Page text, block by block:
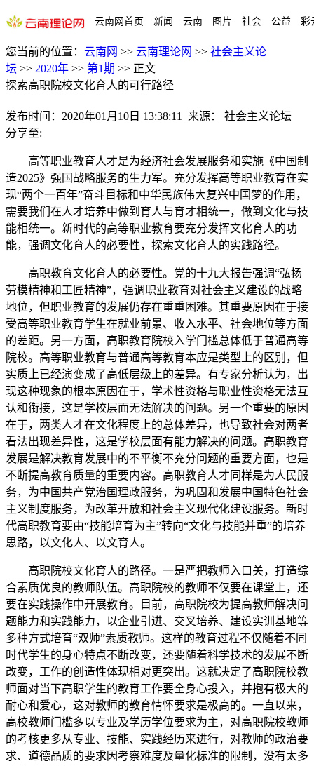
云南网首页 新闻 云南 图片 社会 公益 彩
您当前的位置： 云南网 >> 云南理论网 >> 社会主义论
坛 >> 2020年 >> 第1期 >> 正文
探索高职院校文化育人的可行路径
发布时间： 2020年01月10日 13:38:11 来源：
社会主义论坛
分享至:
高等职业教育人才是为经济社会发展服务和实施《中国制
造2025》强国战略服务的生力军。充分发挥高等职业教育在实
现“两个一百年”奋斗目标和中华民族伟大复兴中国梦的作用，
需要我们在人才培养中做到育人与育才相统一，做到文化与技
能相统一。新时代的高等职业教育要充分发挥文化育人的功
能，强调文化育人的必要性，探索文化育人的实践路径。
高职教育文化育人的必要性。党的十九大报告强调“弘扬
劳模精神和工匠精神”，强调职业教育对社会主义建设的战略
地位，但职业教育的发展仍存在重重困难。其重要原因在于接
受高等职业教育学生在就业前景、收入水平、社会地位等方面
的差距。另一方面，高职教育院校入学门槛总体低于普通高等
院校。高等职业教育与普通高等教育本应是类型上的区别，但
实质上已经演变成了高低层级上的差异。有专家分析认为，出
现这种现象的根本原因在于，学术性资格与职业性资格无法互
认和衔接，这是学校层面无法解决的问题。另一个重要的原因
在于，两类人才在文化程度上的总体差异，也导致社会对两者
看法出现差异性，这是学校层面有能力解决的问题。高职教育
发展是解决教育发展中的不平衡不充分问题的重要方面，也是
不断提高教育质量的重要内容。高职教育人才同样是为人民服
务，为中国共产党治国理政服务，为巩固和发展中国特色社会
主义制度服务，为改革开放和社会主义现代化建设服务。新时
代高职教育要由“技能培育为主”转向“文化与技能并重”的培养
思路，以文化人、以文育人。
高职院校文化育人的路径。一是严把教师入口关，打造综
合素质优良的教师队伍。高职院校的教师不仅要在课堂上，还
要在实践操作中开展教育。目前，高职院校为提高教师解决问
题能力和实践能力，以企业引进、交叉培养、建设实训基地等
多种方式培育“双师”素质教师。这样的教育过程不仅随着不同
时代学生的身心特点不断改变，还要随着科学技术的发展不断
改变，工作的创造性体现相对更突出。这就决定了高职院校教
师面对当下高职学生的教育工作要全身心投入，并抱有极大的
耐心和爱心，这对教师的教育情怀要求是极高的。一直以来，
高校教师门槛多以专业及学历学位要求为主，对高职院校教师
的考核更多从专业、技能、实践经历来进行，对教师的政治要
求、道德品质的要求因考察难度及量化标准的限制，没有太多